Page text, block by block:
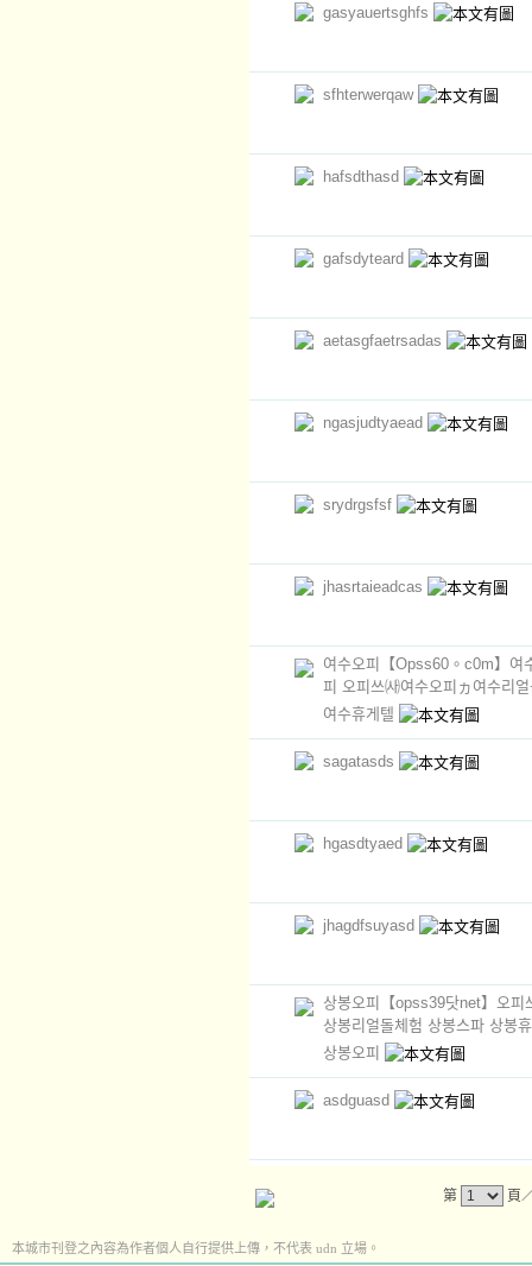
gasyauertsghfs
sfhterwerqaw
hafsdthasd
gafsdyteard
aetasgfaetrsadas
ngasjudtyaead
srydrgsfsf
jhasrtaieadcas
여수오피【Opss60。c0m】여
피 오피쓰㈔여수오피ヵ여수리
여수휴게텔
sagatasds
hgasdtyaed
jhagdfsuyasd
상봉오피【opss39닷net】오피
상봉리얼돌체험 상봉스파 상봉
상봉오피
asdguasd
第 頁
本城市刊登之內容為作者個人自行提供上傳，不代表 udn 立場。